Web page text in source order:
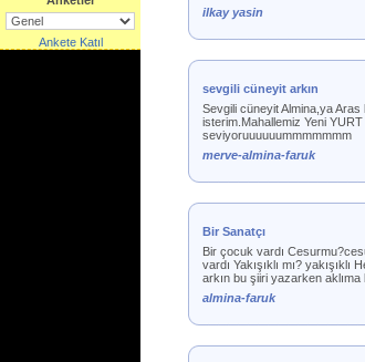
Ankete Katıl
ilkay yasin
sevgili cüneyit arkın
Sevgili cüneyit Almina,ya
isterim.Mahallemiz Yeni
seviyoruuuuuummmmmmm
merve-almina-faruk
Bir Sanatçı
Bir çocuk vardı
vardı Yakışıklı mı?
arkın bu şiiri yazarken
almina-faruk